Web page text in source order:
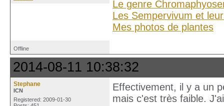
Le genre
Les Sempervivum et
Mes photos de plantes
Offline
2014-08-11 10:38:32
Stephane
ICN
Registered: 2009-01-30
Effectivement, il y a un
mais c'est très faible.